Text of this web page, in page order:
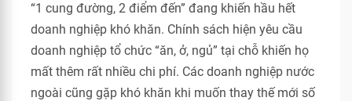
“1 cung đường, 2 điểm đến” đang khiến hầu hết
doanh nghiệp khó khăn. Chính sách hiện yêu cầu
doanh nghiệp tổ chức “ăn, ở, ngủ” tại chỗ khiến họ
mất thêm rất nhiều chi phí. Các doanh nghiệp nước
ngoài cũng gặp khó khăn khi muốn thay thế mới số